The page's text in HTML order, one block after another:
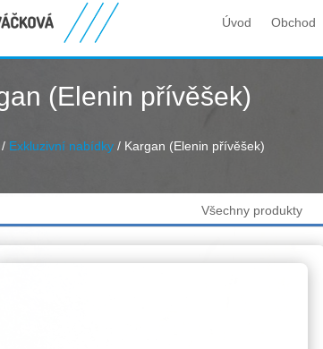
Úvod Obchod
(Elenin přívěšek)
/ Exkluzivní nabídky / Kargan (Elenin přívěšek)
Všechny produkty